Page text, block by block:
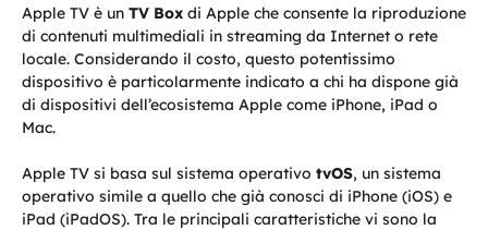
Apple TV è un TV Box di Apple che consente la riproduzione
di contenuti multimediali in streaming da Internet o rete
locale. Considerando il costo, questo potentissimo
dispositivo è particolarmente indicato a chi ha dispone già
di dispositivi dell’ecosistema Apple come iPhone, iPad o
Mac.
Apple TV si basa sul sistema operativo tvOS, un sistema
operativo simile a quello che già conosci di iPhone (iOS) e
iPad (iPadOS). Tra le principali caratteristiche vi sono la